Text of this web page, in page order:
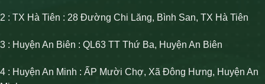
2 : TX Hà Tiên : 28 Đường Chi Lăng, Bình San, TX Hà Tiên
3 : Huyện An Biên : QL63 TT Thứ Ba, Huyện An Biên
4 : Huyện An Minh : ẤP Mười Chợ, Xã Đông Hưng, Huyện An